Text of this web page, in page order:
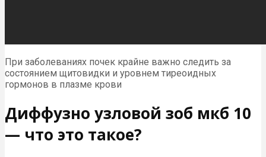
При заболеваниях почек крайне важно следить за
состоянием щитовидки и уровнем тиреоидных
гормонов в плазме крови
Диффузно узловой зоб мкб 10
— что это такое?